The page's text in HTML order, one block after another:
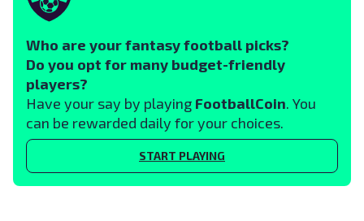
Who are your fantasy football picks?
Do you opt for many budget-friendly
players?
Have your say by playing FootballCoin. You
can be rewarded daily for your choices.
START PLAYING